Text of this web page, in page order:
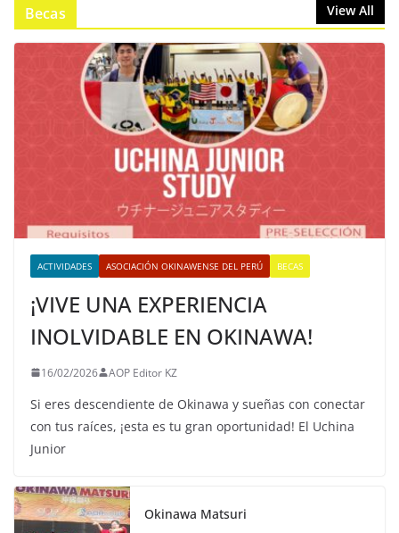
Becas View All
ACTIVIDADES ASOCIACIÓN OKINAWENSE DEL PERÚ BECAS
¡VIVE UNA EXPERIENCIA
INOLVIDABLE EN OKINAWA!
16/02/2026 AOP Editor KZ
Si eres descendiente de Okinawa y sueñas con conectar
con tus raíces, ¡esta es tu gran oportunidad! El Uchina
Junior
Okinawa Matsuri